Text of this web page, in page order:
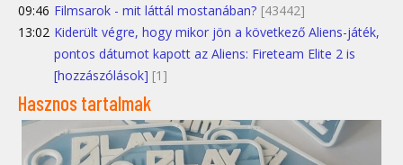
09:46 Filmsarok - mit láttál mostanában? [43442]
13:02 Kiderült végre, hogy mikor jön a következő Aliens-játék,
pontos dátumot kapott az Aliens: Fireteam Elite 2 is
[hozzászólások] [1]
Hasznos tartalmak